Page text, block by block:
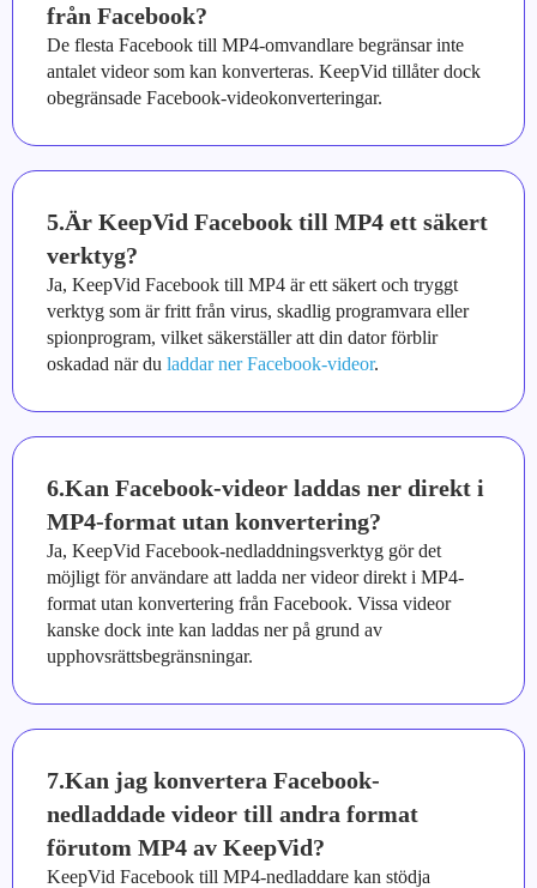
från Facebook?
De flesta Facebook till MP4-omvandlare begränsar inte
antalet videor som kan konverteras. KeepVid tillåter dock
obegränsade Facebook-videokonverteringar.
5.Är KeepVid Facebook till MP4 ett säkert
verktyg?
Ja, KeepVid Facebook till MP4 är ett säkert och tryggt
verktyg som är fritt från virus, skadlig programvara eller
spionprogram, vilket säkerställer att din dator förblir
oskadad när du laddar ner Facebook-videor.
6.Kan Facebook-videor laddas ner direkt i
MP4-format utan konvertering?
Ja, KeepVid Facebook-nedladdningsverktyg gör det
möjligt för användare att ladda ner videor direkt i MP4-
format utan konvertering från Facebook. Vissa videor
kanske dock inte kan laddas ner på grund av
upphovsrättsbegränsningar.
7.Kan jag konvertera Facebook-
nedladdade videor till andra format
förutom MP4 av KeepVid?
KeepVid Facebook till MP4-nedladdare kan stödja